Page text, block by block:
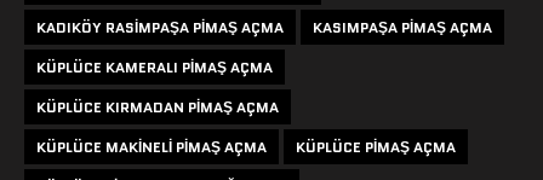
KADIKÖY RASIMPAŞA PIMAŞ AÇMA
KASIMPAŞA PIMAŞ AÇMA
KÜPLÜCE KAMERALI PIMAŞ AÇMA
KÜPLÜCE KIRMADAN PIMAŞ AÇMA
KÜPLÜCE MAKINELI PIMAŞ AÇMA
KÜPLÜCE PIMAŞ AÇMA